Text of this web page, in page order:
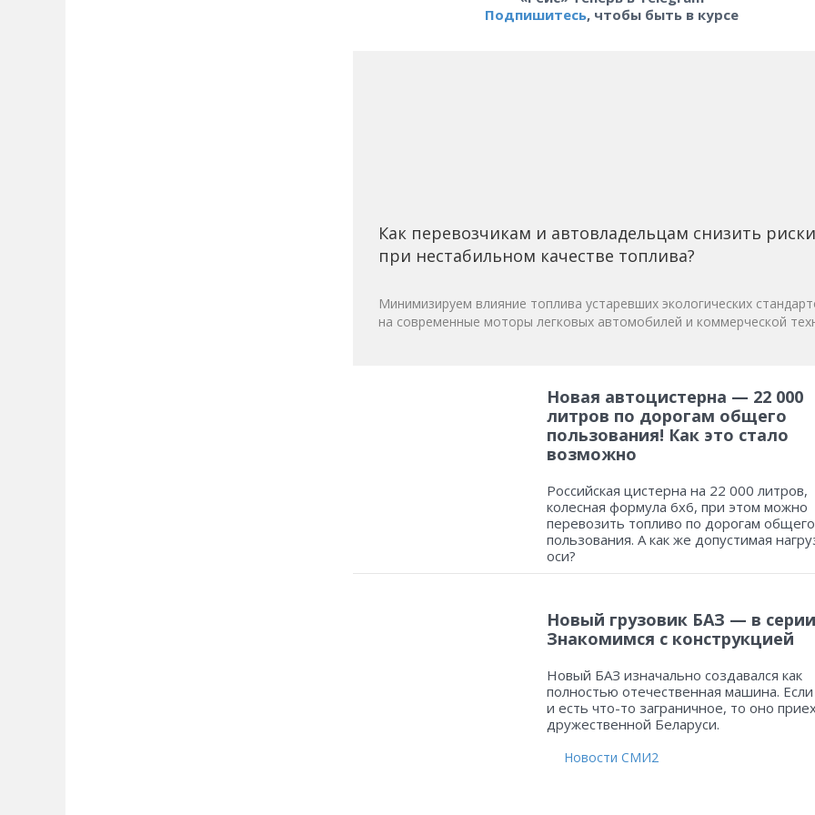
Подпишитесь, чтобы быть в курсе
Как перевозчикам и автовладельцам снизить риски
при нестабильном качестве топлива?
Минимизируем влияние топлива устаревших экологических
на современные моторы легковых автомобилей и коммерческой
Новая автоцистерна — 22 000
литров по дорогам общего
пользования! Как это стало
возможно
Российская цистерна на 22 000 литров,
колесная формула 6х6, при этом можно
перевозить топливо по дорогам общего
пользования. А как же допустимая
оси?
Новый грузовик БАЗ — в
Знакомимся с конструкцией
Новый БАЗ изначально создавался как
полностью отечественная машина.
и есть что-то заграничное, то оно
дружественной Беларуси.
Новости СМИ2